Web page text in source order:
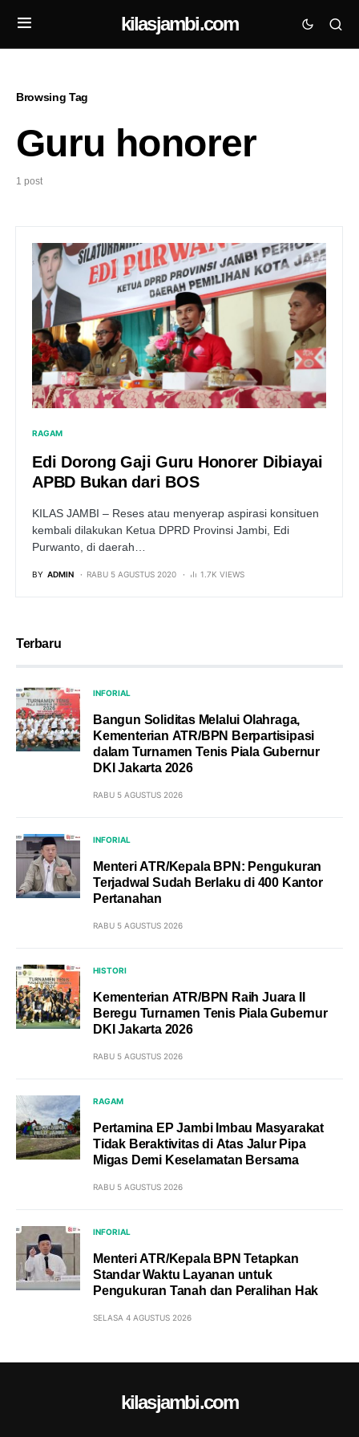
kilasjambi.com
Browsing Tag
Guru honorer
1 post
RAGAM
Edi Dorong Gaji Guru Honorer Dibiayai
APBD Bukan dari BOS
KILAS JAMBI – Reses atau menyerap aspirasi konsituen
kembali dilakukan Ketua DPRD Provinsi Jambi, Edi
Purwanto, di daerah…
BY ADMIN RABU 5 AGUSTUS 2020 1.7K VIEWS
Terbaru
INFORIAL
Bangun Soliditas Melalui Olahraga,
Kementerian ATR/BPN Berpartisipasi
dalam Turnamen Tenis Piala Gubernur
DKI Jakarta 2026
RABU 5 AGUSTUS 2026
INFORIAL
Menteri ATR/Kepala BPN: Pengukuran
Terjadwal Sudah Berlaku di 400 Kantor
Pertanahan
RABU 5 AGUSTUS 2026
HISTORI
Kementerian ATR/BPN Raih Juara II
Beregu Turnamen Tenis Piala Gubernur
DKI Jakarta 2026
RABU 5 AGUSTUS 2026
RAGAM
Pertamina EP Jambi Imbau Masyarakat
Tidak Beraktivitas di Atas Jalur Pipa
Migas Demi Keselamatan Bersama
RABU 5 AGUSTUS 2026
INFORIAL
Menteri ATR/Kepala BPN Tetapkan
Standar Waktu Layanan untuk
Pengukuran Tanah dan Peralihan Hak
SELASA 4 AGUSTUS 2026
kilasjambi.com